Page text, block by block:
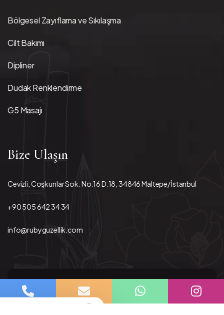
Bölgesel Zayıflama ve Sıkılaşma
Cilt Bakımı
Dipliner
Dudak Renklendirme
G5 Masajı
Bize Ulaşın
Cevizli, Coşkunlar Sok. No:16 D:18, 34846 Maltepe/İstanbul
+90 505 642 34 34
info@rubyguzellik.com
© 2026 Ruby Güzellik - Tüm hakları
saklıdır.